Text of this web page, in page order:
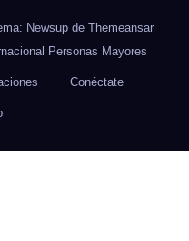
Newsup de Themeansar
Personas Mayores
Conéctate